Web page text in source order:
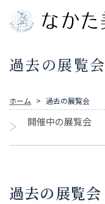
過去の展覧会
ホーム 過去の展覧会
開催中の展覧会
過去の展覧会